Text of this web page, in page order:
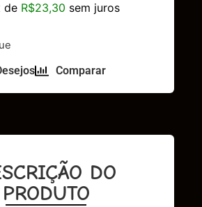
de R$23,30 sem juros
Comparar
DO
PRODUTO